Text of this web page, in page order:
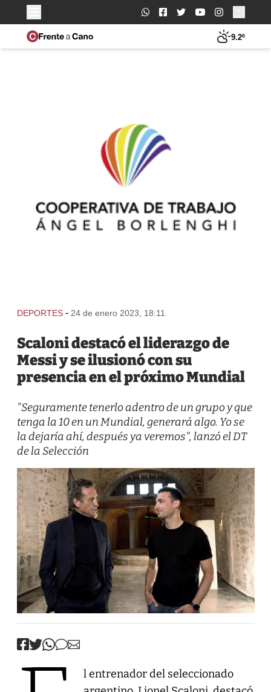
Buscar:
9.2º
DEPORTES - 24 de enero 2023, 18:11
Scaloni destacó el liderazgo de
Messi y se ilusionó con su
presencia en el próximo Mundial
"Seguramente tenerlo adentro de un grupo y que
tenga la 10 en un Mundial, generará algo. Yo se
la dejaría ahí, después ya veremos", lanzó el DT
de la Selección
l entrenador del seleccionado